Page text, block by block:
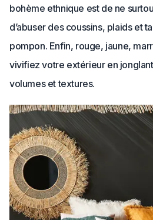
bohème ethnique est de ne
d’abuser des coussins, plaids et
pompon. Enfin, rouge, jaune,
vivifiez votre extérieur en
volumes et textures.